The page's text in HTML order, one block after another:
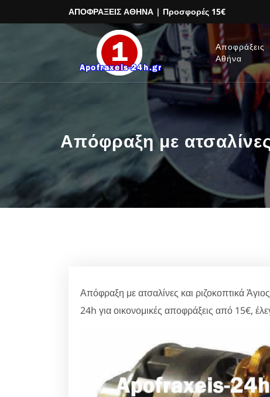
ΑΠΟΦΡΑΞΕΙΣ ΑΘΗΝΑ | Προσφορές 15€
Αποφράξεις
Αθήνα
Απόφραξη με
Απόφραξη με ατσαλίνες και ριζοκοπτικά
24h για οικονομικές αποφράξεις από 15€,